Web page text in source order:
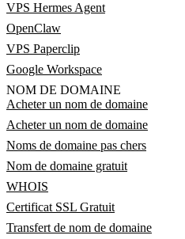
VPS Hermes Agent
OpenClaw
VPS Paperclip
Google Workspace
NOM DE DOMAINE
Acheter un nom de domaine
Acheter un nom de domaine
Noms de domaine pas chers
Nom de domaine gratuit
WHOIS
Certificat SSL Gratuit
Transfert de nom de domaine